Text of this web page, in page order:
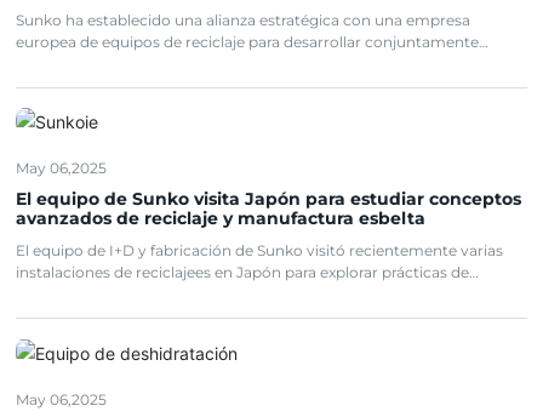
Sunko ha establecido una alianza estratégica con una empresa
europea de equipos de reciclaje para desarrollar conjuntamente
energéticamente eficientes. La colaboración tiene como objetivo
mejorar las tasas de recuperación y apoyar las iniciativas de
fabricación ecológica.
May 06,2025
El equipo de Sunko visita Japón para estudiar conceptos
avanzados de reciclaje y manufactura esbelta
El equipo de I+D y fabricación de Sunko visitó recientemente varias
instalaciones de reciclajees en Japón para explorar prácticas de
equipos y la fabricación ajustada, con el objetivo de mejorar su propia
innovación de productos y excelencia operativa.
May 06,2025